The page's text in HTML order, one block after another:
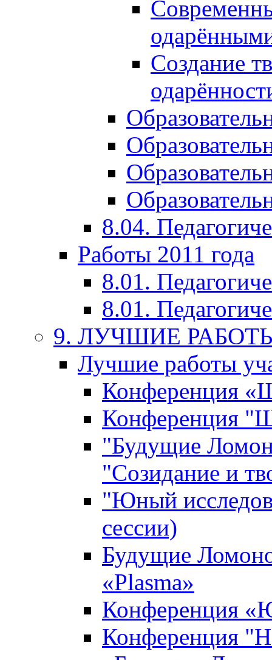
Создание
8.04.
Работы 2011 года
8.01.
8.01.
9. ЛУЧШИЕ
Лучшие работы
Конференция
Конференция
"Будущие
"Созидание и
"Юный
сессии)
Будущие
«Plasma»
Конференция
Конференция